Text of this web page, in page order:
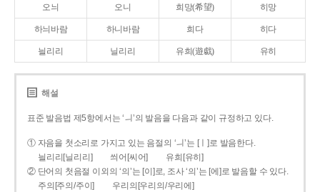
오늬 오니 희망(希望) 히망
하늬바람 하니바람 희다 히다
늴리리 닐리리 유희(遊戱) 유히
해설
표준 발음법 제5항에서는 ‘ㅢ’의 발음을 다음과 같이 규정하고 있다.
① 자음을 첫소리로 가지고 있는 음절의 ‘ㅢ’는 [ㅣ]로 발음한다.
늴리리[닐리리]
씌어[씨어]
유희[유히]
② 단어의 첫음절 이외의 ‘의’는 [이]로, 조사 ‘의’는 [에]로 발음할 수 있다.
주의[주의/주이]
우리의[우리의/우리에]